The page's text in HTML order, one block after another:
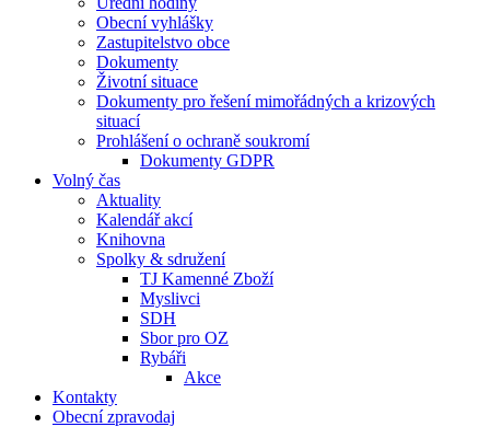
Obecní vyhlášky
Zastupitelstvo obce
Dokumenty
Životní situace
Dokumenty pro řešení mimořádných a krizových
situací
Prohlášení o ochraně soukromí
Dokumenty GDPR
Volný čas
Aktuality
Kalendář akcí
Knihovna
Spolky & sdružení
TJ Kamenné Zboží
Myslivci
SDH
Sbor pro OZ
Rybáři
Akce
Kontakty
Obecní zpravodaj